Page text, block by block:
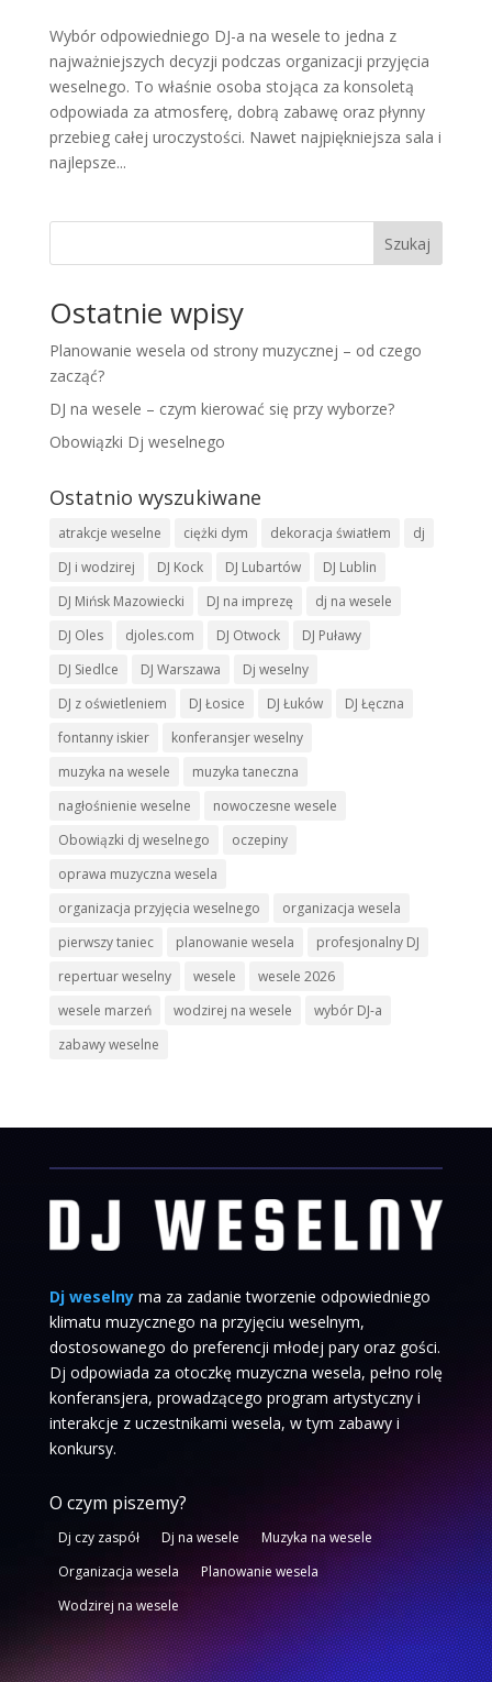
Wybór odpowiedniego DJ-a na wesele to jedna z
najważniejszych decyzji podczas organizacji przyjęcia
weselnego. To właśnie osoba stojąca za konsoletą
odpowiada za atmosferę, dobrą zabawę oraz płynny
przebieg całej uroczystości. Nawet najpiękniejsza sala i
najlepsze...
Szukaj
Ostatnie wpisy
Planowanie wesela od strony muzycznej – od czego
zacząć?
DJ na wesele – czym kierować się przy wyborze?
Obowiązki Dj weselnego
Ostatnio wyszukiwane
atrakcje weselne ciężki dym dekoracja światłem
dj
DJ i wodzirej
DJ Kock DJ Lubartów
DJ Lublin
DJ Mińsk Mazowiecki
DJ na imprezę
dj na wesele
DJ Oles
djoles.com DJ Otwock
DJ Puławy
DJ Siedlce
DJ Warszawa
Dj weselny
DJ z oświetleniem
DJ Łosice DJ Łuków
DJ Łęczna
fontanny iskier
konferansjer weselny
muzyka na wesele
muzyka taneczna
nagłośnienie weselne
nowoczesne wesele
Obowiązki dj weselnego
oczepiny
oprawa muzyczna wesela
organizacja przyjęcia weselnego
organizacja wesela
pierwszy taniec
planowanie wesela
profesjonalny DJ
repertuar weselny
wesele
wesele 2026
wesele marzeń
wodzirej na wesele
wybór DJ-a
zabawy weselne
Dj weselnyma za zadanie tworzenie odpowiedniego
klimatu muzycznego na przyjęciu weselnym,
dostosowanego do preferencji młodej pary oraz gości.
Dj odpowiada za otoczkę muzyczna wesela, pełno rolę
konferansjera, prowadzącego program artystyczny i
interakcje z uczestnikami wesela, w tym zabawy i
konkursy.
O czym piszemy?
Dj czy zaspół Dj na wesele
Muzyka na wesele
Organizacja wesela
Planowanie wesela
Wodzirej na wesele